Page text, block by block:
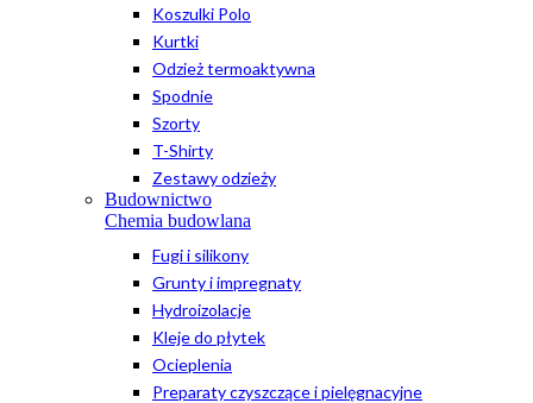
Koszulki Polo
Kurtki
Odzież termoaktywna
Spodnie
Szorty
T-Shirty
Zestawy odzieży
Budownictwo
Chemia budowlana
Fugi i silikony
Grunty i impregnaty
Hydroizolacje
Kleje do płytek
Ocieplenia
Preparaty czyszczące i pielęgnacyjne